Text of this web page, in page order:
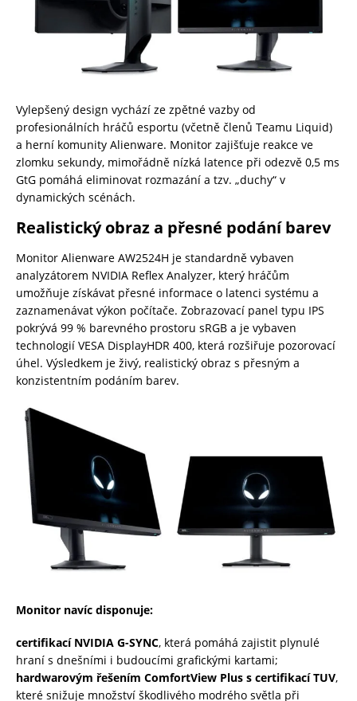
Vylepšený design vychází ze zpětné vazby od
profesionálních hráčů esportu (včetně členů Teamu Liquid)
a herní komunity Alienware. Monitor zajišťuje reakce ve
zlomku sekundy, mimořádně nízká latence při odezvě 0,5 ms
GtG pomáhá eliminovat rozmazání a tzv. „duchy“ v
dynamických scénách.
Realistický obraz a přesné podání barev
Monitor Alienware AW2524H je standardně vybaven
analyzátorem NVIDIA Reflex Analyzer, který hráčům
umožňuje získávat přesné informace o latenci systému a
zaznamenávat výkon počítače. Zobrazovací panel typu IPS
pokrývá 99 % barevného prostoru sRGB a je vybaven
technologií VESA DisplayHDR 400, která rozšiřuje pozorovací
úhel. Výsledkem je živý, realistický obraz s přesným a
konzistentním podáním barev.
Monitor navíc disponuje:
certifikací NVIDIA G-SYNC, která pomáhá zajistit plynulé
hraní s dnešními i budoucími grafickými kartami;
hardwarovým řešením ComfortView Plus s certifikací TUV,
které snižuje množství škodlivého modrého světla při